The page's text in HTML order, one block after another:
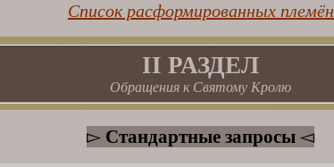
Список расформированных племён
II РАЗДЕЛ
Обращения к Святому Кролю
▻ Стандартные запросы ◅